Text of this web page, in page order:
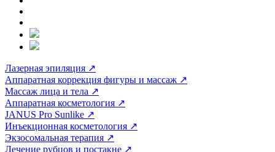
Лазерная эпиляция ↗
Аппаратная коррекция фигуры и массаж ↗
Массаж лица и тела ↗
Аппаратная косметология ↗
JANUS Pro Sunlike ↗
Инъекционная косметология ↗
Экзосомальная терапия ↗
Лечение рубцов и постакне ↗